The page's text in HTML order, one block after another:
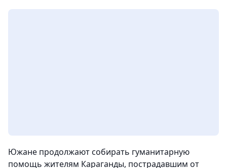
Южане продолжают собирать гуманитарную
помощь жителям Караганды, пострадавшим от